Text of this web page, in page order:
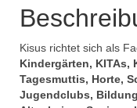
Kisus richtet sich als
Kindergärten, KITAs,
Tagesmuttis, Horte,
Jugendclubs,